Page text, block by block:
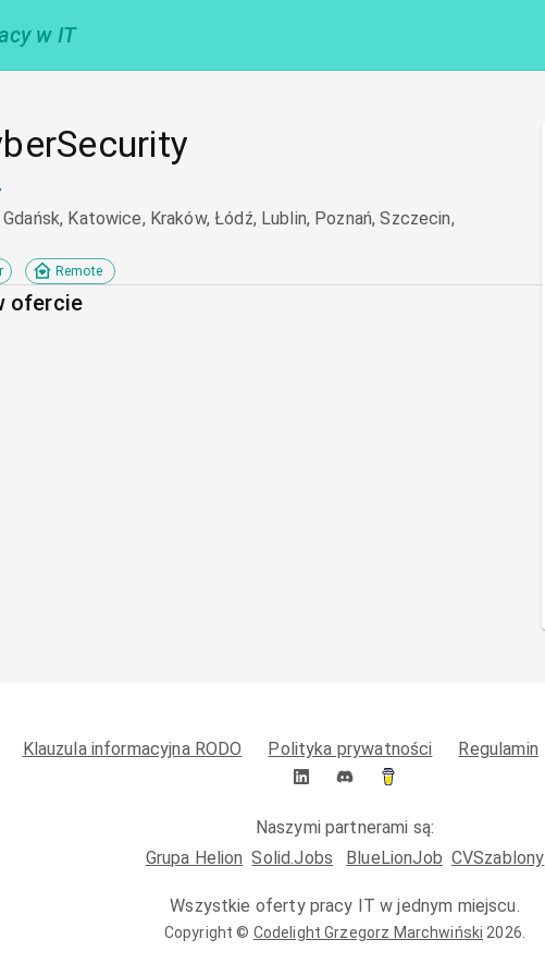
w IT
Gdańsk, Katowice, Kraków, Łódź, Lublin, Poznań, Szczecin,
Remote
ofercie
Klauzula informacyjna RODO Polityka prywatności Regulamin
Naszymi partnerami są:
Grupa Helion Solid.Jobs BlueLionJob CVSzablony
Wszystkie oferty pracy IT w jednym miejscu.
Copyright © Codelight Grzegorz Marchwiński 2026